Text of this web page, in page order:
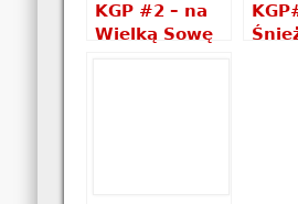
KGP #2 – na
Wielką Sowę